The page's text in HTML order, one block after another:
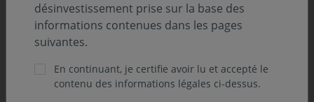
désinvestissement prise sur la base des
informations contenues dans les pages
suivantes.
En continuant, je certifie avoir lu et accepté le
contenu des informations légales ci-dessus.